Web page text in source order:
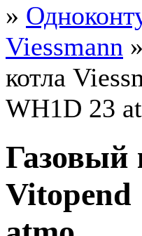
»
Viessmann
котла
WH1D 23
Газовый
Vitopend